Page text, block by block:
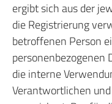
ergibt sich aus der
die Registrierung
betroffenen Person
personenbezogenen
die interne
Verantwortlichen